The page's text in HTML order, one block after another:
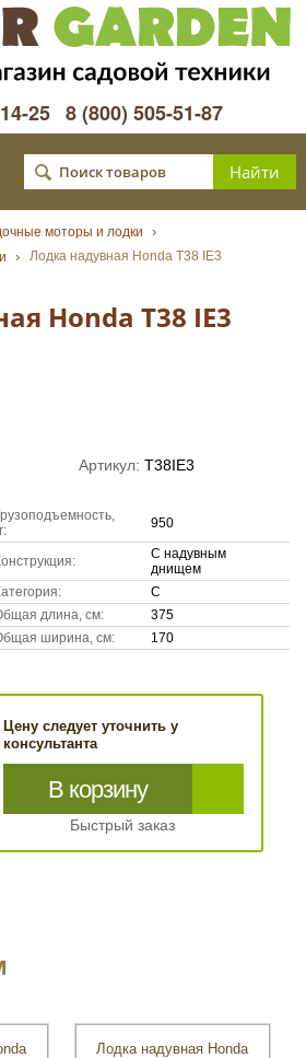
25 8 (800) 505-51-87
моторы и лодки
Лодка надувная Honda T38 IE3
Honda T38 IE3
Артикул: T38IE3
950
С надувным
днищем
С
длина, см:
375
ширина, см:
170
Цену следует уточнить у
консультанта
В корзину
Быстрый заказ
Лодка надувная Honda